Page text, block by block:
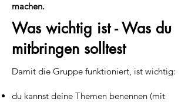
machen.
Was wichtig ist - Was du
mitbringen solltest
Damit die Gruppe funktioniert, ist wichtig:
du kannst deine Themen benennen (mit